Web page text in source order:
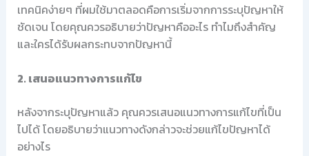
เทคนิคง่ายๆ ที่ผมใช้มาตลอดคือการเริ่มจากการระบุปัญหาให้
ชัดเจน โดยคุณควรอธิบายว่าปัญหาคืออะไร ทำไมถึงสำคัญ
และใครได้รับผลกระทบจากปัญหานี้
2. เสนอแนวทางการแก้ไข
หลังจากระบุปัญหาแล้ว คุณควรเสนอแนวทางการแก้ไขที่เป็น
ไปได้ โดยอธิบายว่าแนวทางดังกล่าวจะช่วยแก้ไขปัญหาได้
อย่างไร